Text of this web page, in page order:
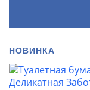
НОВИНКА